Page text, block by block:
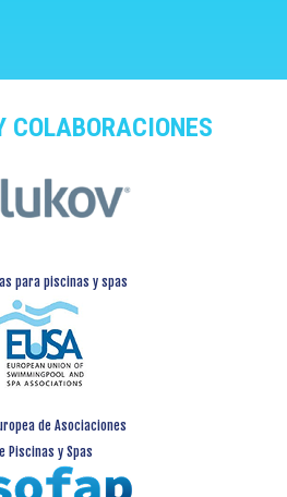
para piscinas y spas
de Asociaciones
Piscinas y Spas